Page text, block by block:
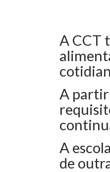
A CCT
A partir
A
de